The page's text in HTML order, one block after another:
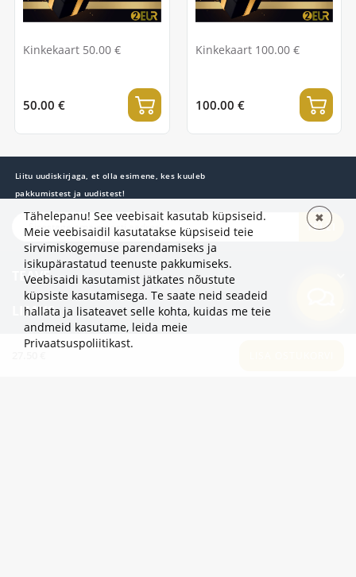
Kinkekaart 50.00 €
50.00 €
Kinkekaart 100.00 €
100.00 €
Liitu uudiskirjaga, et olla esimene, kes kuuleb
pakkumistest ja uudistest!
TELLI
TEAVE
LISAKS
KATEGOORIAD
Tähelepanu! See veebisait kasutab küpsiseid.
Meie veebisaidil kasutatakse küpsiseid teie
sirvimiskogemuse parendamiseks ja
isikupärastatud teenuste pakkumiseks.
Veebisaidi kasutamist jätkates nõustute
küpsiste kasutamisega. Te saate neid seadeid
hallata ja lisateavet selle kohta, kuidas me teie
andmeid kasutame, leida meie
Privaatsuspoliitikast.
✖